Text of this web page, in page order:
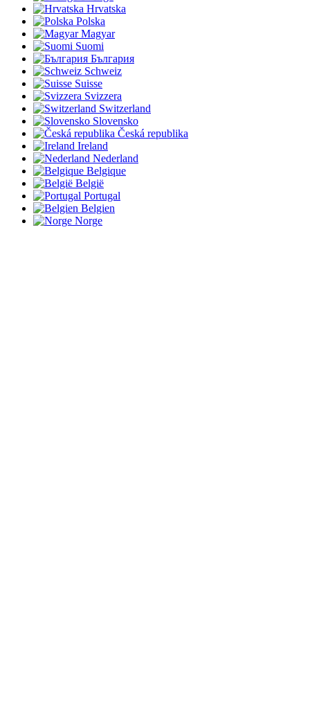
Hrvatska
Polska
Magyar
Suomi
България
Schweiz
Suisse
Svizzera
Switzerland
Slovensko
Česká republika
Ireland
Nederland
Belgique
België
Portugal
Belgien
Norge